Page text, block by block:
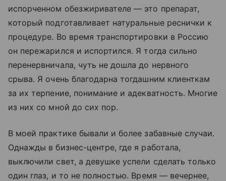
испорченном обезжиривателе — это препарат,
который подготавливает натуральные реснички к
процедуре. Во время транспортировки в Россию
он пережарился и испортился. Я тогда сильно
перенервничала, чуть не дошла до нервного
срыва. Я очень благодарна тогдашним клиенткам
за их терпение, понимание и адекватность. Многие
из них со мной до сих пор.
В моей практике бывали и более забавные случаи.
Однажды в бизнес-центре, где я работала,
выключили свет, а девушке успели сделать только
один глаз, и то не полностью. Время — вечернее,